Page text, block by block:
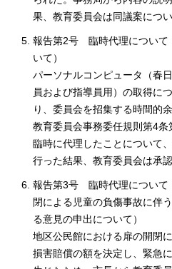
果、教育委員会は同議案につい
報告第2号 臨時代理について
いて）
パーソナルコンピュータ（春
員および指導員用）の取得に
り、委員会を招集する時間的
教育委員会事務委任規則第4
臨時に代理したことについて
行った結果、教育委員会は承認
報告第3号 臨時代理について
閉による児童の負傷事故に伴
る意見の申出について）
地区公民館における扉の開閉
損害賠償の額を決定し、緊急